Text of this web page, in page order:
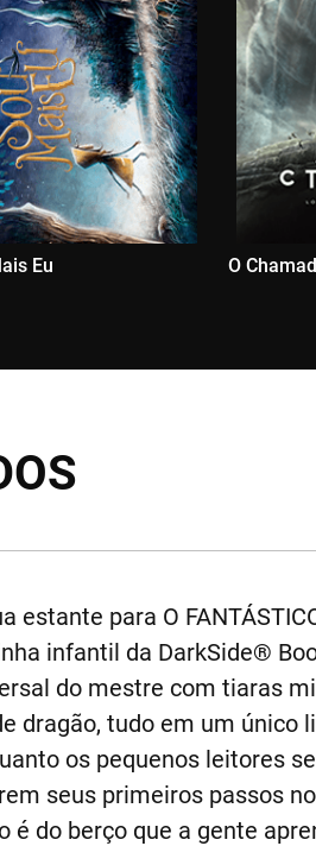
Eu O
para O
infantil da DarkSide®
do mestre com tiaras
dragão, tudo em um único
os pequenos leitores
seus primeiros passos
do berço que a gente